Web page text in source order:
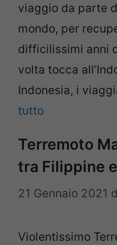
viaggio da parte
mondo, per
difficilissimi anni
volta tocca
Indonesia, i
tutto
Terremoto
tra Filippine
21 Gennaio 2021
Violentissimo